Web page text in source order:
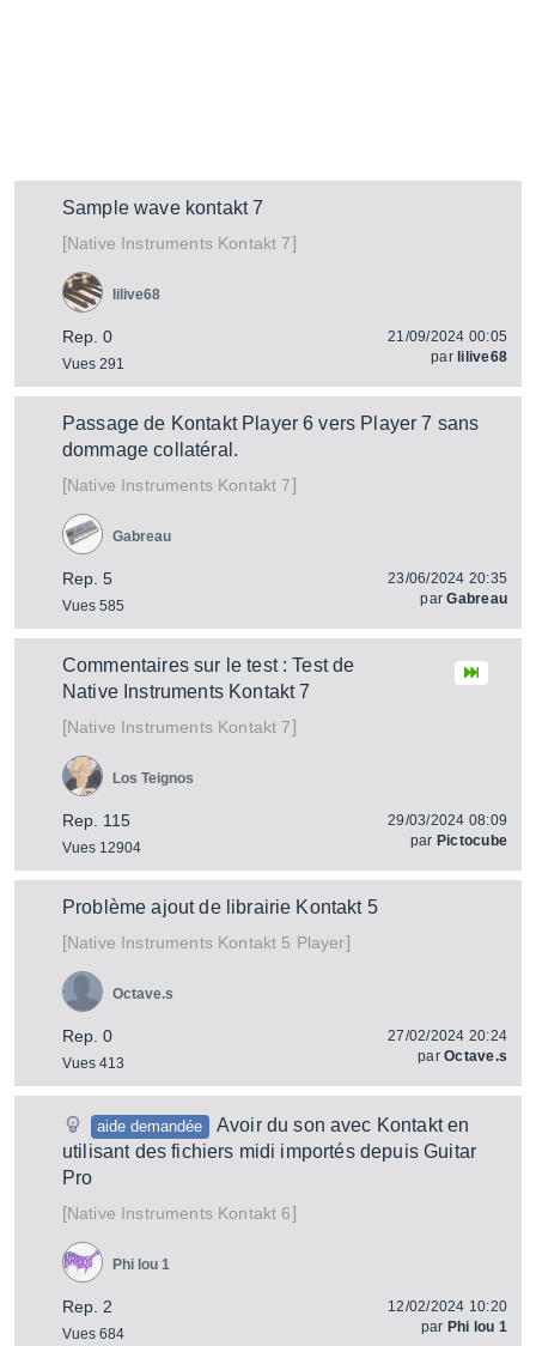
Sample wave kontakt 7
[Native InstrumentsKontakt 7]
Rep. 0
Vues 291
lilive68
21/09/2024 00:05
par lilive68
Passage de Kontakt Player 6 vers Player 7 sans
dommage collatéral.
[Native InstrumentsKontakt 7]
Rep. 5
Vues 585
Gabreau
23/06/2024 20:35
parGabreau
Commentaires sur le test : Test de
Native Instruments Kontakt 7
[Native InstrumentsKontakt 7]
Rep. 115
Vues 12904
Los Teignos
29/03/2024 08:09
par Pictocube
Problème ajout de librairie Kontakt 5
[Native InstrumentsKontakt 5 Player]
Rep. 0
Vues 413
Octave.s
27/02/2024 20:24
parOctave.s
aide demandée
Avoir du son avec Kontakt en
utilisant des fichiers midi importés depuis Guitar
Pro
[Native InstrumentsKontakt 6]
Rep. 2
Vues 684
Phi lou 1
12/02/2024 10:20
par Phi lou 1